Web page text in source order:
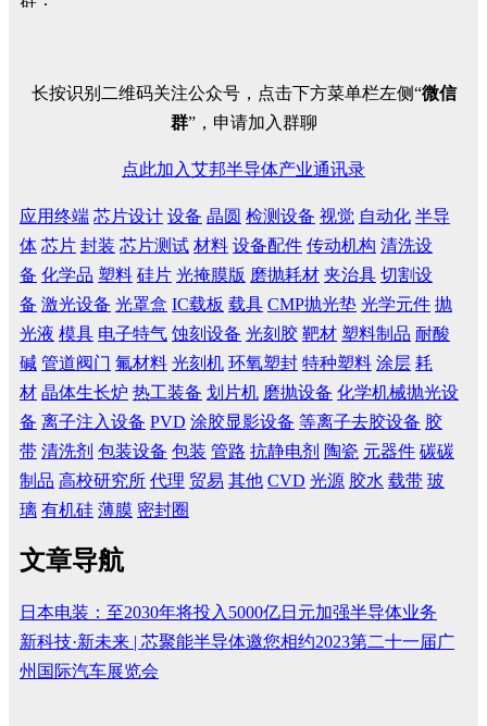
长按识别二维码关注公众号，点击下方菜单栏左侧“微信
群”，申请加入群聊
点此加入艾邦半导体产业通讯录
应用终端 芯片设计 设备 晶圆 检测设备 视觉 自动化 半导
体 芯片 封装 芯片测试 材料 设备配件 传动机构 清洗设
备 化学品 塑料 硅片 光掩膜版 磨抛耗材 夹治具 切割设
备 激光设备 光罩盒 IC载板 载具 CMP抛光垫 光学元件 抛
光液 模具 电子特气 蚀刻设备 光刻胶 靶材 塑料制品 耐酸
碱 管道阀门 氟材料 光刻机 环氧塑封 特种塑料 涂层 耗
材 晶体生长炉 热工装备 划片机 磨抛设备 化学机械抛光设
备 离子注入设备 PVD 涂胶显影设备 等离子去胶设备 胶
带 清洗剂 包装设备 包装 管路 抗静电剂 陶瓷 元器件 碳碳
制品 高校研究所 代理 贸易 其他 CVD 光源 胶水 载带 玻
璃 有机硅 薄膜 密封圈
文章导航
日本电装：至2030年将投入5000亿日元加强半导体业务
新科技·新未来 | 芯聚能半导体邀您相约2023第二十一届广
州国际汽车展览会